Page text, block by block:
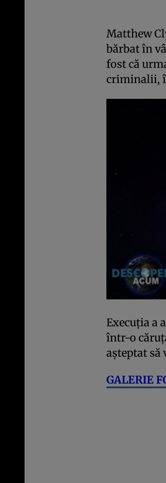
Matthew
bărbat în
fost că
criminalii,
Execuția a
într-o
așteptat să
GALERIE